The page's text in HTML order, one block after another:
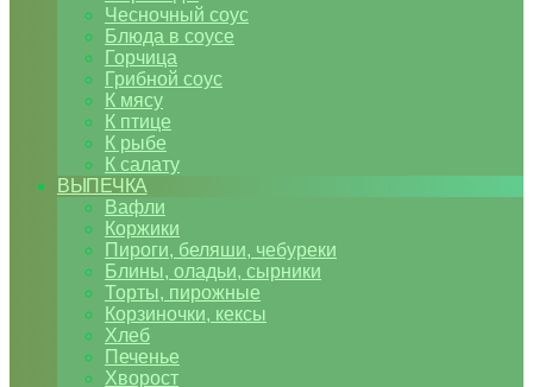
Чесночный соус
Блюда в соусе
Горчица
Грибной соус
К мясу
К птице
К рыбе
К салату
ВЫПЕЧКА
Вафли
Коржики
Пироги, беляши, чебуреки
Блины, оладьи, сырники
Торты, пирожные
Корзиночки, кексы
Хлеб
Печенье
Хворост